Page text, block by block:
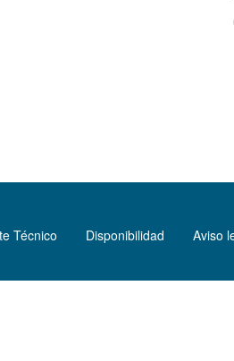
Técnico Disponibilidad Aviso